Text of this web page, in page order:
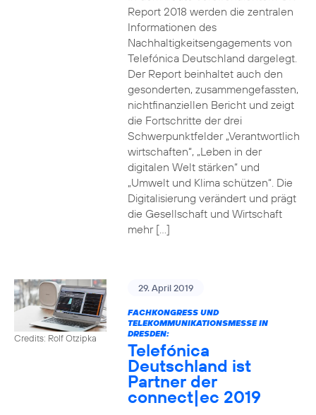
Report 2018 werden die zentralen
Informationen des
Nachhaltigkeitsengagements von
Telefónica Deutschland dargelegt.
Der Report beinhaltet auch den
gesonderten, zusammengefassten,
nichtfinanziellen Bericht und zeigt
die Fortschritte der drei
Schwerpunktfelder „Verantwortlich
wirtschaften“, „Leben in der
digitalen Welt stärken“ und
„Umwelt und Klima schützen“. Die
Digitalisierung verändert und prägt
die Gesellschaft und Wirtschaft
mehr […]
Credits: Rolf Otzipka
29. April 2019
FACHKONGRESS UND
TELEKOMMUNIKATIONSMESSE IN
DRESDEN:
Telefónica
Deutschland ist
Partner der
connect|ec 2019